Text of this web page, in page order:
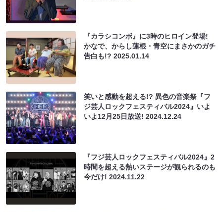
『カラシコンボ』に3時のヒロイン登場!
かなで、からし蓮根・青空にまさかのガチ
告白も!?2025.01.14
笑いと感動を超える!? 異色の音楽祭『フ
ジ芸人ロックフェスティバル2024』いよ
いよ12月25日放送!2024.12.24
『フジ芸人ロックフェスティバル2024』2
時間を超える熱いステージが観られるのも
今だけ!2024.11.22